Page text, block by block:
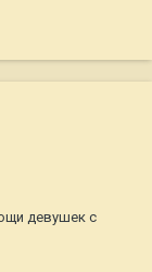
девушек с